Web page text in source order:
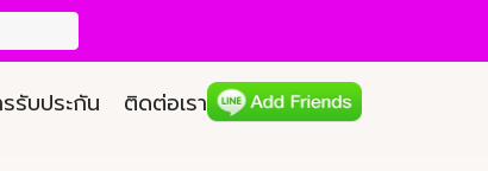
รับประกัน ติดต่อเรา